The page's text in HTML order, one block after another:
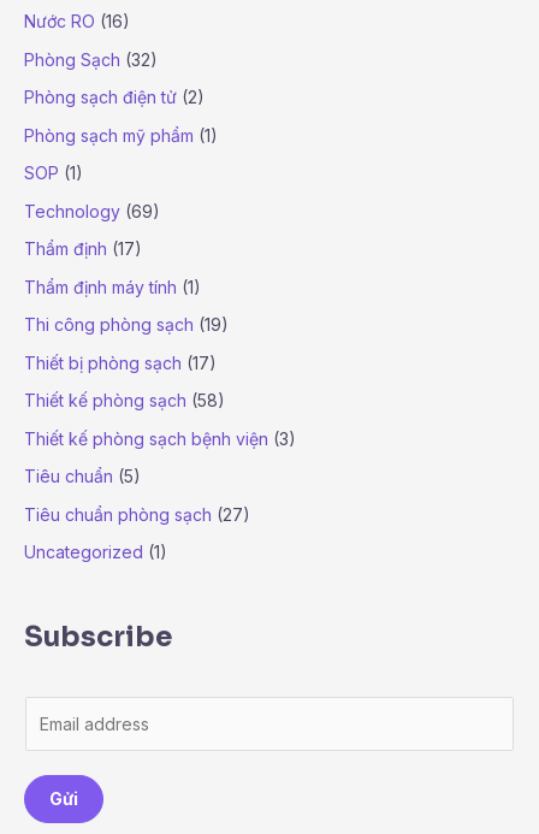
Nước RO (16)
Phòng Sạch (32)
Phòng sạch điện tử (2)
Phòng sạch mỹ phẩm (1)
SOP (1)
Technology (69)
Thẩm định (17)
Thẩm định máy tính (1)
Thi công phòng sạch (19)
Thiết bị phòng sạch (17)
Thiết kế phòng sạch (58)
Thiết kế phòng sạch bệnh viện (3)
Tiêu chuẩn (5)
Tiêu chuẩn phòng sạch (27)
Uncategorized (1)
Subscribe
m
a
i
Gửi